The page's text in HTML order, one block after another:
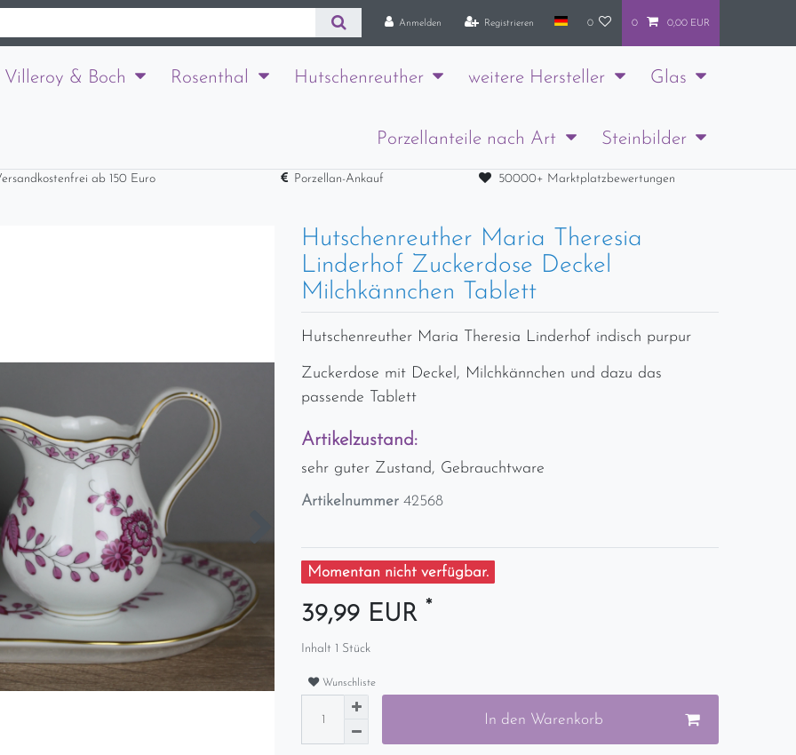
Anmelden Registrieren 0 0 0,00 EUR
Villeroy & Boch Rosenthal Hutschenreuther weitere Hersteller Glas
Porzellanteile nach Art Steinbilder
ab 150 Euro Porzellan-Ankauf 50000+ Marktplatzbewertungen
Hutschenreuther Maria Theresia
Linderhof Zuckerdose Deckel
Milchkännchen Tablett
Hutschenreuther Maria Theresia Linderhof indisch purpur
Zuckerdose mit Deckel, Milchkännchen und dazu das
passende Tablett
Artikelzustand:
sehr guter Zustand, Gebrauchtware
Artikelnummer 42568
Momentan nicht verfügbar.
39,99 EUR *
Inhalt 1 Stück
Wunschliste
In den Warenkorb